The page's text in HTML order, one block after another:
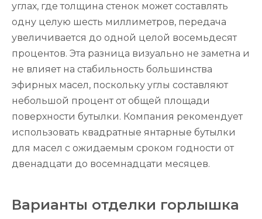
углах, где толщина стенок может составлять
одну целую шесть миллиметров, передача
увеличивается до одной целой восемьдесят
процентов. Эта разница визуально не заметна и
не влияет на стабильность большинства
эфирных масел, поскольку углы составляют
небольшой процент от общей площади
поверхности бутылки. Компания рекомендует
использовать квадратные янтарные бутылки
для масел с ожидаемым сроком годности от
двенадцати до восемнадцати месяцев.
Варианты отделки горлышка